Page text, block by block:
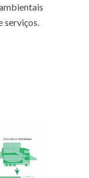
serviços.